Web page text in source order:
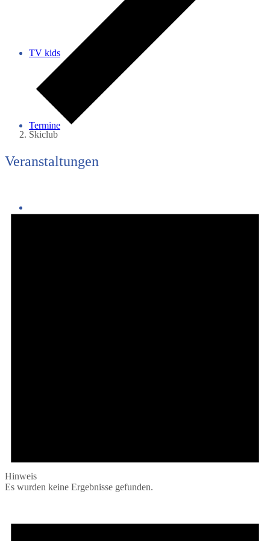
TV kids
Termine
Skiclub
Veranstaltungen
Hinweis
Es wurden keine Ergebnisse gefunden.